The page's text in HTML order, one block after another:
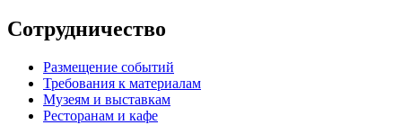
Сотрудничество
Размещение событий
Требования к материалам
Музеям и выставкам
Ресторанам и кафе